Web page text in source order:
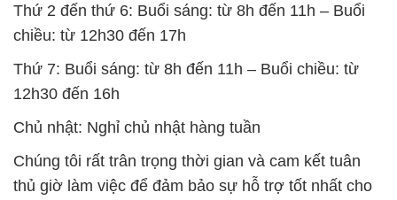
Thứ 2 đến thứ 6: Buổi sáng: từ 8h đến 11h – Buổi
chiều: từ 12h30 đến 17h
Thứ 7: Buổi sáng: từ 8h đến 11h – Buổi chiều: từ
12h30 đến 16h
Chủ nhật: Nghỉ chủ nhật hàng tuần
Chúng tôi rất trân trọng thời gian và cam kết tuân
thủ giờ làm việc để đảm bảo sự hỗ trợ tốt nhất cho